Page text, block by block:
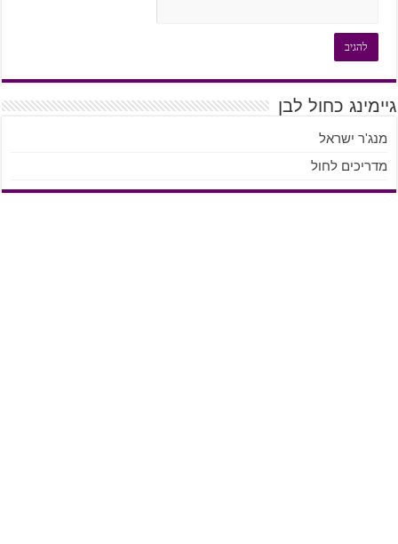
גיימינג כחול לבן
מנג'ר ישראל
מדריכים לחול